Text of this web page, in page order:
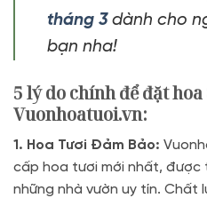
tháng 3dành cho
bạn nha!
5 lý do chính để đặt
Vuonhoatuoi.vn:
1. Hoa Tươi Đảm Bảo:
cấp hoa tươi mới nhất, được
những nhà vườn uy tín. Chất